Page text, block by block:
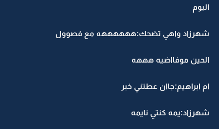
اليوم
شهرزاد واهي تضحك:ههههههه مع فصوول
الحين موفااضيه هههه
ام ابراهيم:جاان عطتني خبر
شهرزاد:يمه كنتي نايمه